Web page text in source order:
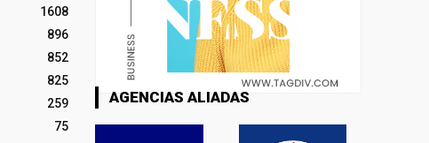
1608
896
852
825
259
75
AGENCIAS ALIADAS